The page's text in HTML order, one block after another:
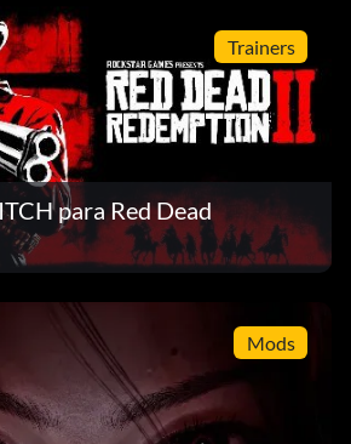
Trainers
para Red Dead
Mods